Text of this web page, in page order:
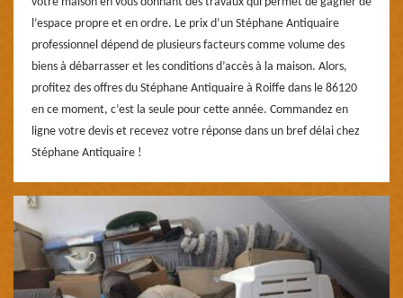
l’espace propre et en ordre. Le prix d’un Stéphane Antiquaire
professionnel dépend de plusieurs facteurs comme volume des
biens à débarrasser et les conditions d’accès à la maison. Alors,
profitez des offres du Stéphane Antiquaire à Roiffe dans le 86120
en ce moment, c’est la seule pour cette année. Commandez en
ligne votre devis et recevez votre réponse dans un bref délai chez
Stéphane Antiquaire !